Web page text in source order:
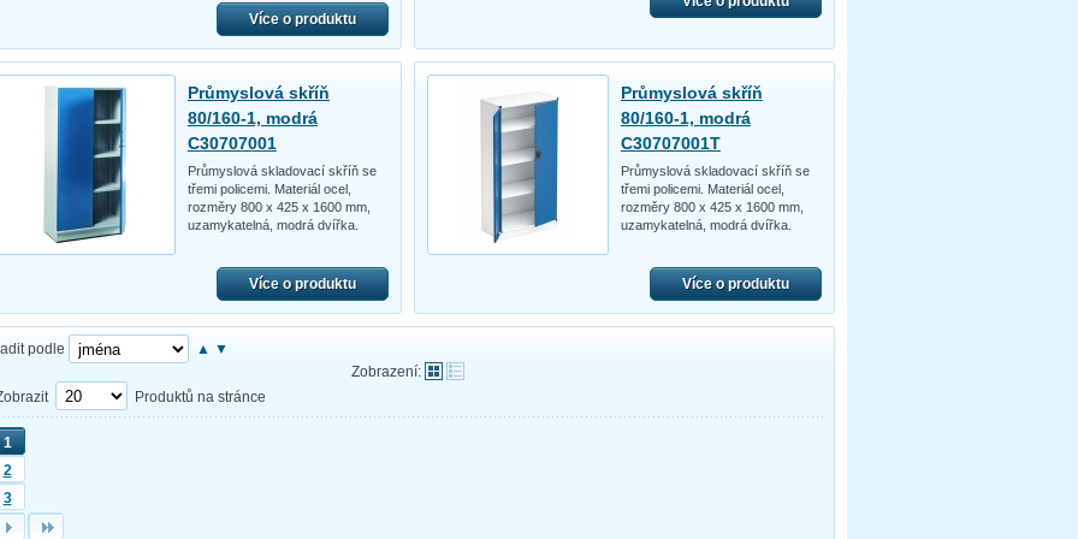
Více o produktu
Průmyslová skříň
80/160-1, modrá
C30707001
Průmyslová skladovací skříň se
třemi policemi. Materiál ocel,
rozměry 800 x 425 x 1600 mm,
uzamykatelná, modrá dvířka.
Více o produktu
Průmyslová skříň
80/160-1, modrá
C30707001T
Průmyslová skladovací skříň se
třemi policemi. Materiál ocel,
rozměry 800 x 425 x 1600 mm,
uzamykatelná, modrá dvířka.
Více o produktu
podle ▲ ▼
Zobrazení:
Produktů na stránce
1
2
3